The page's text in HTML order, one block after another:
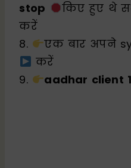
stop
किए हुए थे
करें
8.
एक बार अपने
करें
9.
aadhar client